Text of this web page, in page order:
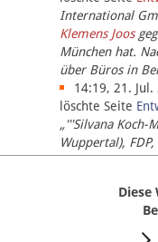
International
Klemens Joos
München hat.
über Büros in
14:19, 21. Jul.
löschte Seite
„'''Silvana
Wuppertal),
Europäischen